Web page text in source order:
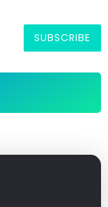
SUBSCRIBE